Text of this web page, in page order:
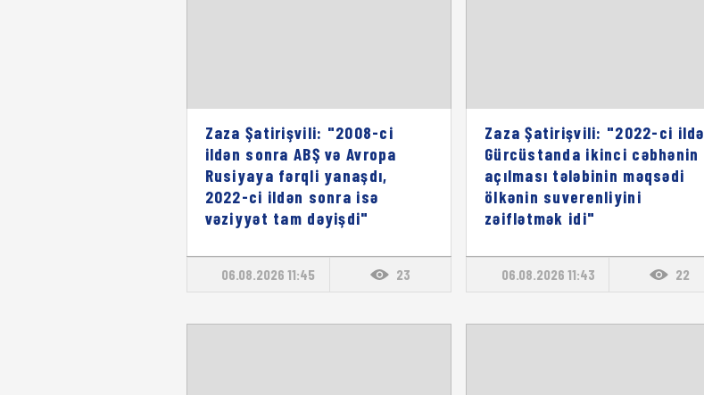
Zaza Şatirişvili: "2008-ci
ildən sonra ABŞ və Avropa
Rusiyaya fərqli yanaşdı,
2022-ci ildən sonra isə
vəziyyət tam dəyişdi"
06.08.2026 11:45 23
Zaza Şatirişvili: "2022-ci ildə
Gürcüstanda ikinci cəbhənin
açılması tələbinin məqsədi
ölkənin suverenliyini
zəiflətmək idi"
06.08.2026 11:43 22